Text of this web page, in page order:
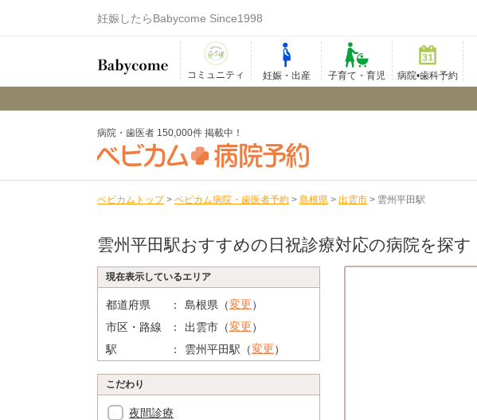
妊娠したらBabycome Since1998
コミュニティ 妊娠・出産 子育て・育児 病院•歯科予約
病院・歯医者 150,000件 掲載中！
ベビカムトップ > ベビカム病院・歯医者予約 > 島根県 > 出雲市 > 雲州平田駅
雲州平田駅おすすめの日祝診療対応の病院を探す
現在表示しているエリア
都道府県 島根県（変更）
市区・路線
出雲市（変更）
駅
雲州平田駅（変更）
こだわり
夜間診療